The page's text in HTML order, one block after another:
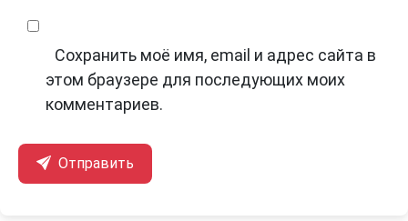
Сохранить моё имя, email и адрес сайта в
этом браузере для последующих моих
комментариев.
Отправить